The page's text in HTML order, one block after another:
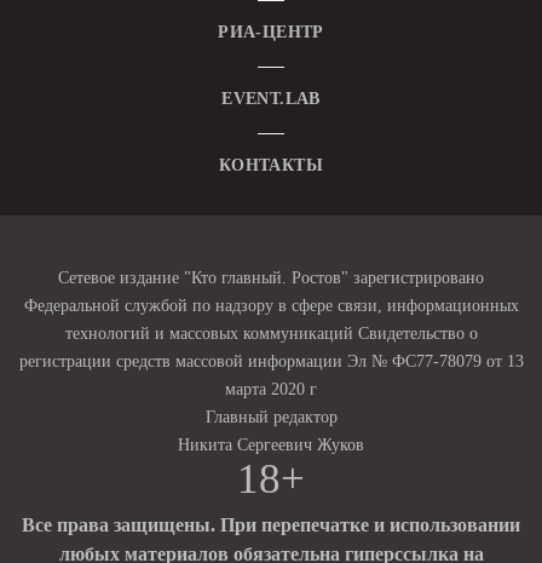
РИА-ЦЕНТР
EVENT.LAB
КОНТАКТЫ
Сетевое издание "Кто главный. Ростов" зарегистрировано
Федеральной службой по надзору в сфере связи, информационных
технологий и массовых коммуникаций Свидетельство о
регистрации средств массовой информации Эл № ФС77-78079 от 13
марта 2020 г
Главный редактор
Никита Сергеевич Жуков
18+
Все права защищены. При перепечатке и использовании
любых материалов обязательна гиперссылка на